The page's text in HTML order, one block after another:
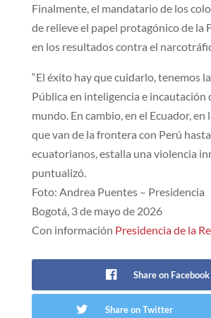
Finalmente, el mandatario de los
de relieve el papel protagónico de la
en los resultados contra el
“El éxito hay que cuidarlo, tenemos
Pública en inteligencia e incautación
mundo. En cambio, en el Ecuador, en
que van de la frontera con Perú
ecuatorianos, estalla una violencia
puntualizó.
Foto: Andrea Puentes – Presidencia
Bogotá, 3 de mayo de 2026
Con información Presidencia de la
Share on Facebook
Share on Twitter